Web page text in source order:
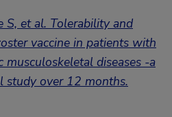
S, et al. Tolerability and
vaccine in patients with
diseases -a
study over 12 months.